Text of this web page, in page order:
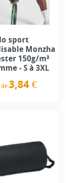
sport
Monzha
150g/m²
- S à 3XL
3,84 €